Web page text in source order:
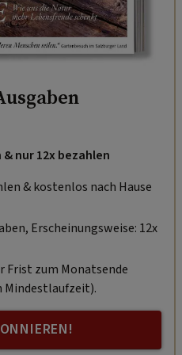
nur 12x bezahlen
& kostenlos nach Hause
Erscheinungsweise: 12x
zum Monatsende
Mindestlaufzeit).